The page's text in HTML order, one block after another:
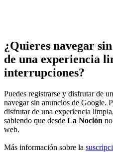
¿Quieres navegar
de una experiencia
interrupciones?
Puedes registrarse y disfrutar de
navegar sin anuncios de Google.
disfrutar de una experiencia
sabiendo que desde La Noción
web.
Más información sobre la